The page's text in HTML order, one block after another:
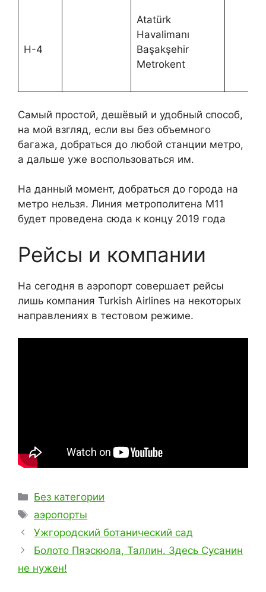
H-4
Atatürk
Havalimanı
Başakşehir
Metrokent
Самый простой, дешёвый и удобный способ,
на мой взгляд, если вы без объемного
багажа, добраться до любой станции метро,
а дальше уже воспользоваться им.
На данный момент, добраться до города на
метро нельзя. Линия метрополитена М11
будет проведена сюда к концу 2019 года
Рейсы и компании
На сегодня в аэропорт совершает рейсы
лишь компания Turkish Airlines на некоторых
направлениях в тестовом режиме.
Рубрики
Без категории
Метки
аэропорты
Ужгородский ботанический сад
Болото Пяэскюла, Таллин. Здесь Сусанин
не нужен!